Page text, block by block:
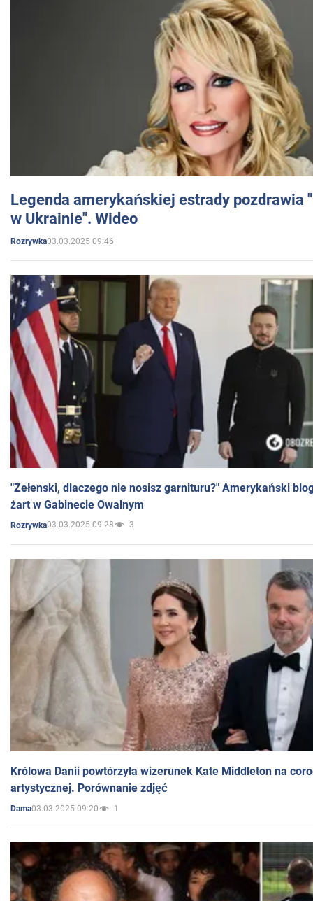
Legenda amerykańskiej estrady pozdrawia
w Ukrainie". Wideo
Rozrywka03.03.2025 09:46
"Zełenski, dlaczego nie nosisz garnituru?" Amerykański
żart w Gabinecie Owalnym
Rozrywka03.03.2025 09:28 3
Królowa Danii powtórzyła wizerunek Kate Middleton na
artystycznej. Porównanie zdjęć
Dama03.03.2025 09:20 1